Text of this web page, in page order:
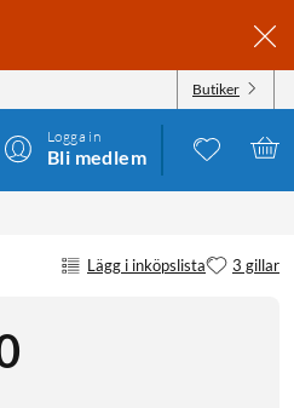
Butiker
Logga in
Bli medlem
Lägg i inköpslista 3 gillar